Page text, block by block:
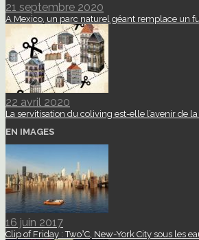
21 septembre 2020
A Mexico, un parc naturel géant remplace un
22 avril 2020
La servitisation du coliving est-elle l’avenir de
EN IMAGES
16 juin 2017
Clip of Friday : Two°C, New-York City sous les